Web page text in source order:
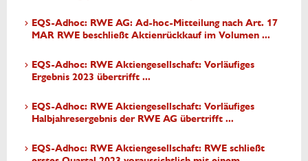
EQS-Adhoc: RWE AG: Ad-hoc-Mitteilung nach Art. 17
MAR RWE beschließt Aktienrückkauf im Volumen ...
EQS-Adhoc: RWE Aktiengesellschaft: Vorläufiges
Ergebnis 2023 übertrifft ...
EQS-Adhoc: RWE Aktiengesellschaft: Vorläufiges
Halbjahresergebnis der RWE AG übertrifft ...
EQS-Adhoc: RWE Aktiengesellschaft: RWE schließt